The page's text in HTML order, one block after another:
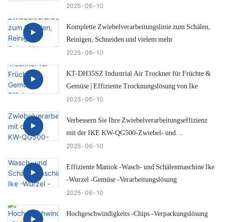
Schadensschürze
2025 06 10
Komplette Zwiebelverarbeitungslinie zum Schälen,
Reinigen, Schneiden und vielem mehr
2025 06 10
KT-DH35SZ Industrial Air Trockner für Früchte &
Gemüse | Effiziente Trocknungslösung von Ike
2025 06 10
Verbessern Sie Ihre Zwiebelverarbeitungseffizienz
mit der IKE KW-QG500-Zwiebel- und
Hecktrimmungsmaschine
2025 06 10
Effiziente Maniok -Wasch- und Schälenmaschine Ike
-Wurzel -Gemüse -Verarbeitungslösung
2025 06 10
Hochgeschwindigkeits -Chips -Verpackungslösung